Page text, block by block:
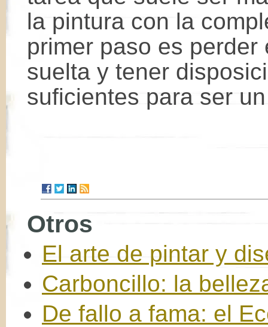
la pintura con la
primer paso es
suelta y tener
suficientes para ser
Otros
El arte de pintar y
Carboncillo: la
De fallo a fama: el